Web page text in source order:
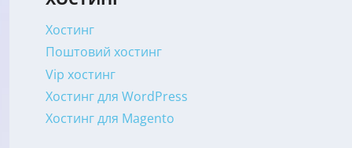
Хостинг
Поштовий хостинг
Vip хостинг
Хостинг для WordPress
Хостинг для Magento